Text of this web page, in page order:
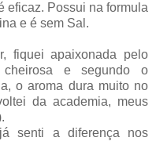
eficaz. Possui na formula
e é sem Sal.
fiquei apaixonada pelo
cheirosa e segundo o
o aroma dura muito no
da academia, meus
senti a diferença nos